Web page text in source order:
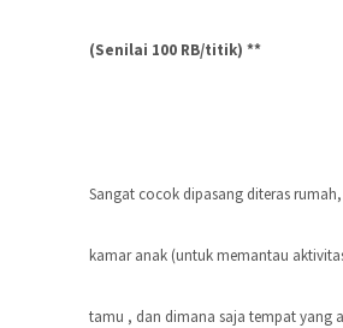
(Senilai 100 RB/titik) **
Sangat cocok dipasang diteras
kamar anak (untuk memantau
tamu , dan dimana saja tempat yang